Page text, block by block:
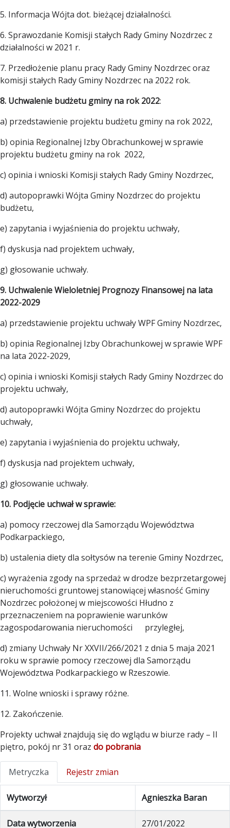
5. Informacja Wójta dot. bieżącej działalności.
6. Sprawozdanie Komisji stałych Rady Gminy Nozdrzec z
działalności w 2021 r.
7. Przedłożenie planu pracy Rady Gminy Nozdrzec oraz
komisji stałych Rady Gminy Nozdrzec na 2022 rok.
8. Uchwalenie budżetu gminy na rok 2022:
a) przedstawienie projektu budżetu gminy na rok 2022,
b) opinia Regionalnej Izby Obrachunkowej w sprawie
projektu budżetu gminy na rok 2022,
c) opinia i wnioski Komisji stałych Rady Gminy Nozdrzec,
d) autopoprawki Wójta Gminy Nozdrzec do projektu
budżetu,
e) zapytania i wyjaśnienia do projektu uchwały,
f) dyskusja nad projektem uchwały,
g) głosowanie uchwały.
9. Uchwalenie Wieloletniej Prognozy Finansowej na lata
2022-2029
a) przedstawienie projektu uchwały WPF Gminy Nozdrzec,
b) opinia Regionalnej Izby Obrachunkowej w sprawie WPF
na lata 2022-2029,
c) opinia i wnioski Komisji stałych Rady Gminy Nozdrzec do
projektu uchwały,
d) autopoprawki Wójta Gminy Nozdrzec do projektu
uchwały,
e) zapytania i wyjaśnienia do projektu uchwały,
f) dyskusja nad projektem uchwały,
g) głosowanie uchwały.
10. Podjęcie uchwał w sprawie:
a) pomocy rzeczowej dla Samorządu Województwa
Podkarpackiego,
b) ustalenia diety dla sołtysów na terenie Gminy Nozdrzec,
c) wyrażenia zgody na sprzedaż w drodze bezprzetargowej
nieruchomości gruntowej stanowiącej własność Gminy
Nozdrzec położonej w miejscowości Hłudno z
przeznaczeniem na poprawienie warunków
zagospodarowania nieruchomości przyległej,
d) zmiany Uchwały Nr XXVII/266/2021 z dnia 5 maja 2021
roku w sprawie pomocy rzeczowej dla Samorządu
Województwa Podkarpackiego w Rzeszowie.
11. Wolne wnioski i sprawy różne.
12. Zakończenie.
Projekty uchwał znajdują się do wglądu w biurze rady – II
piętro, pokój nr 31 oraz do pobrania
Metryczka Rejestr zmian
Wytworzył Agnieszka Baran
Data wytworzenia 27/01/2022